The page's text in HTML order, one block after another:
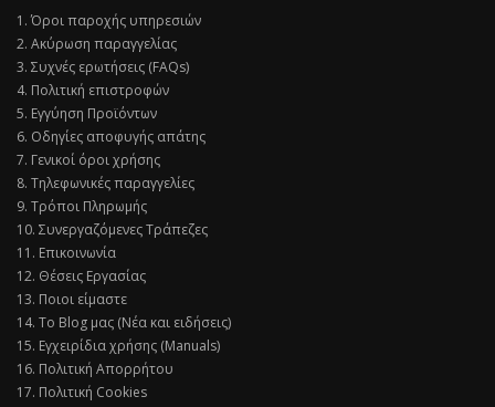
1. Όροι παροχής υπηρεσιών
2. Ακύρωση παραγγελίας
3. Συχνές ερωτήσεις (FAQs)
4. Πολιτική επιστροφών
5. Εγγύηση Προϊόντων
6. Οδηγίες αποφυγής απάτης
7. Γενικοί όροι χρήσης
8. Τηλεφωνικές παραγγελίες
9. Τρόποι Πληρωμής
10. Συνεργαζόμενες Τράπεζες
11. Επικοινωνία
12. Θέσεις Εργασίας
13. Ποιοι είμαστε
14. Το Blog μας (Νέα και ειδήσεις)
15. Εγχειρίδια χρήσης (Manuals)
16. Πολιτική Απορρήτου
17. Πολιτική Cookies